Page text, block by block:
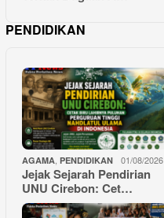
PENDIDIKAN
AGAMA, PENDIDIKAN 01/08/2026
Jejak Sejarah Pendirian
UNU Cirebon: Cet…